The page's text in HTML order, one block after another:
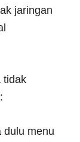
jaringan
tidak
dulu menu